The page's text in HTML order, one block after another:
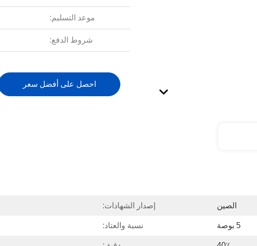
موعد التسليم:
شروط الدفع:
احصل على أفضل سعر
الصين إصدار الشهادات:
5 بوصة نسبة والعتاد: